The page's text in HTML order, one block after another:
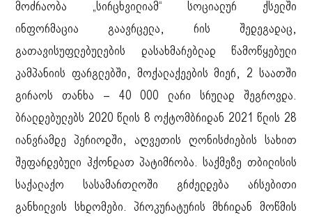
მოძრაობა „სირცხვილიამ“ სოციალურ ქსელში
ინფორმაცია გაავრცელა, რის შედეგადაც,
გათავისუფლებულების დასახმარებლად წამოწყებული
კამპანიის ფარგლებში, მოქალაქეების მიერ, 2 საათში
გირაოს თანხა – 40 000 ლარი სრულად შეგროვდა.
ბრალდებულებს 2020 წლის 8 ოქტომბრიდან 2021 წლის 28
იანვრამდე პერიოდში, აღვეთის ღონისძიების სახით
შეფარდებული ჰქონდათ პატიმრობა. საქმეზე თბილისის
საქალაქო სასამართლოში გრძელდება არსებითი
განხილვის სხდომები. პროკურატურის მხრიდან მოწმის